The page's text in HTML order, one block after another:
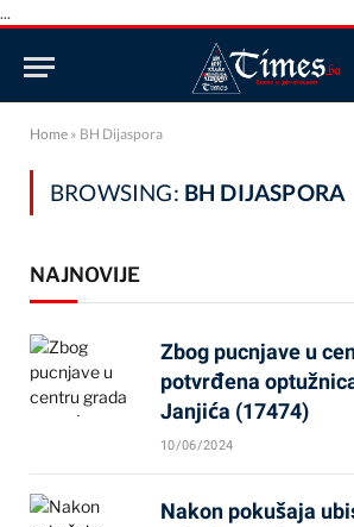
...
Home » BH Dijaspora
BROWSING: BH DIJASPORA
NAJNOVIJE
Zbog pucnjave u
potvrđena
Janjića (17474)
10/06/2024
Nakon pokušaja